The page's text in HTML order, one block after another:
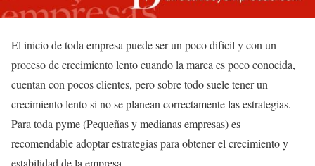
El inicio de toda empresa puede ser un poco difícil y con un
proceso de crecimiento lento cuando la marca es poco conocida,
cuentan con pocos clientes, pero sobre todo suele tener un
crecimiento lento si no se planean correctamente las estrategias.
Para toda pyme (Pequeñas y medianas empresas) es
recomendable adoptar estrategias para obtener el crecimiento y
estabilidad de la empresa.